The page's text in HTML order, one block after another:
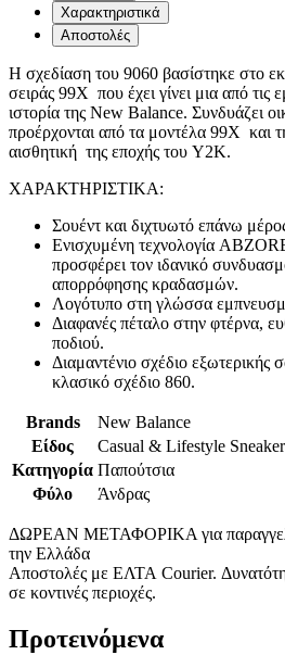
Χαρακτηριστικά
Αποστολές
H σχεδίαση του 9060 βασίστηκε στο
σειράς 99X που έχει γίνει μια από τις
ιστορία της New Balance. Συνδυάζει
προέρχονται από τα μοντέλα 99Χ και
αισθητική της εποχής του Y2K.
ΧΑΡΑΚΤΗΡΙΣΤΙΚΑ:
Σουέντ και διχτυωτό επάνω
Ενισχυμένη τεχνολογία
προσφέρει τον ιδανικό
απορρόφησης κραδασμών.
Λογότυπο στη γλώσσα
Διαφανές πέταλο στην φτέρνα,
ποδιού.
Διαμαντένιο σχέδιο
κλασικό σχέδιο 860.
Brands
New Balance
Είδος
Casual & Lifestyle
Κατηγορία Παπούτσια
Φύλο
Άνδρας
ΔΩΡΕΑΝ ΜΕΤΑΦΟΡΙΚΑ για
την Ελλάδα
Αποστολές με ΕΛΤΑ Courier.
σε κοντινές περιοχές.
Προτεινόμενα